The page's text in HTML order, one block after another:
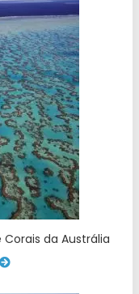
da Austrália